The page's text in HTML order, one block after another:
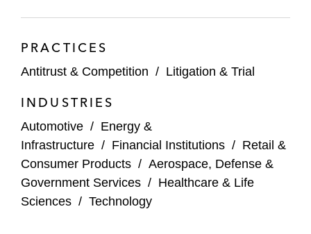
Milliarden.
Erwerb von ExOne für US$575
Millionen.
Erwerb von EnvisionTEC für US$300
EG Gruppe – Erwerb des OMV-
Tankstellennetzwerks in Süddeutschland.
Extreme Networks – Erwerb des WLAN-
PRACTICES
Antitrust & Competition / Litigation & Trial
INDUSTRIES
Automotive / Energy &
Infrastructure / Financial Institutions / Retail &
Consumer Products / Aerospace, Defense &
Government Services / Healthcare & Life
Sciences / Technology